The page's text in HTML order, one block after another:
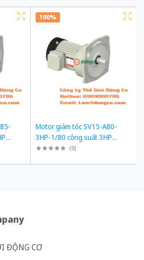
lắp
100%
Motor giảm tốc SV15-A80-
3HP-1/80 công suất 3HP
(2200W) 2,2kW 1/80 kiểu lắp
(0)
ĐỘNG CƠ